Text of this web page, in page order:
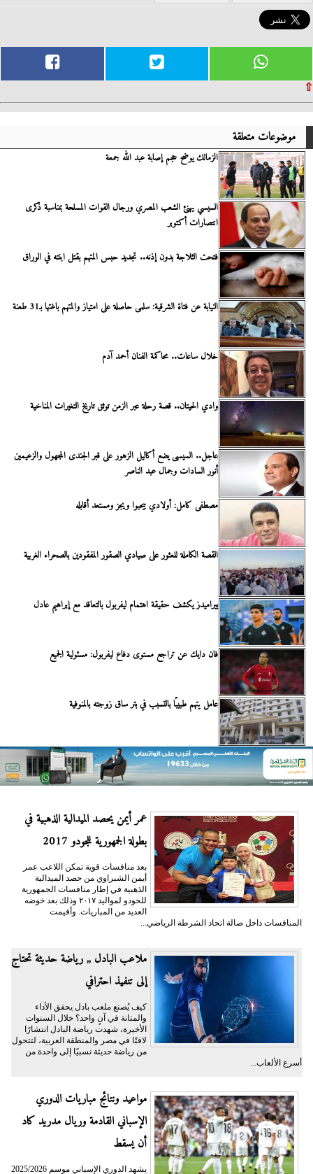
⇧
موضوعات متعلقة
الزمالك يوضح حجم إصابة عبد الله جمعة
السيسي يهنئ الشعب المصري ورجال القوات المسلحة بمناسبة ذكرى
انتصارات أكتوبر
فتحت الثلاجة بدون إذنه.. تجديد حبس المتهم بقتل ابنته في الوراق
النيابة عن فتاة الشرقية: سلمى حاصلة على امتياز والمتهم باغتها بـ31 طعنة
خلال ساعات.. محاكمة الفنان أحمد آدم
وادي الحيتان.. قصة رحلة عبر الزمن توثق تاريخ التغيرات المناخية
عاجل.. السيسى يضع أكاليل الزهور على قبر الجندى المجهول والزعيمين
أنور السادات وجمال عبد الناصر
مصطفى كامل: أولادي بيحبوا ويجز ومستعد أقابله
القصة الكاملة للعثور على صيادي الصقور المفقودين بالصحراء الغربية
بيراميدز يكشف حقيقة اهتمام ليفربول بالتعاقد مع إبراهيم عادل
فان دايك عن تراجع مستوى دفاع ليفربول: مسئولية الجميع
عامل يتهم طبيبًا بالتسبب في بتر ساق زوجته بالمنوفية
عمر أيمن يحصد الميدالية الذهبية في
بطولة الجمهورية للجودو 2017
بعد منافسات قوية تمكن اللاعب عمر
أيمن الشبراوي من حصد الميدالية
الذهبية في إطار منافسات الجمهورية
للحودو لمواليد ٢٠١٧ وذلك بعد خوضه
العديد من المباريات. وأقيمت
المنافسات داخل صالة اتحاد الشرطة الرياضي...
ملاعب البادل ,, رياضة حديثة تحتاج
إلى تنفيذ احترافي
كيف يُصنع ملعب بادل يحقق الأداء
والمتانة في آنٍ واحد؟ خلال السنوات
الأخيرة، شهدت رياضة البادل انتشارًا
لافتًا في مصر والمنطقة العربية، لتتحول
من رياضة حديثة نسبيًا إلى واحدة من
أسرع الألعاب...
مواعيد ونتائج مباريات الدوري
الإسباني القادمة وريال مدريد كاد
أن يسقط
يشهد الدوري الإسباني موسم 2025/2026